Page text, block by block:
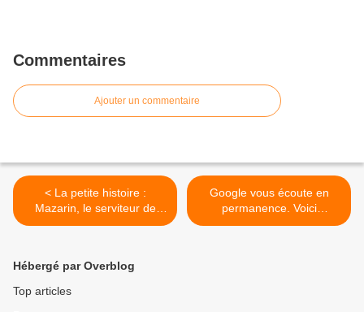
Commentaires
Ajouter un commentaire
< La petite histoire :
Mazarin, le serviteur de
l'État
Google vous écoute en
permanence. Voici
comment trouver les
Hébergé par Overblog
Top articles